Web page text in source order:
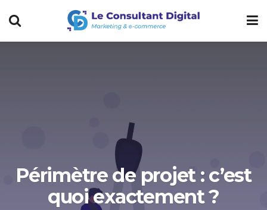
Périmètre de projet : c’est
quoi exactement ?